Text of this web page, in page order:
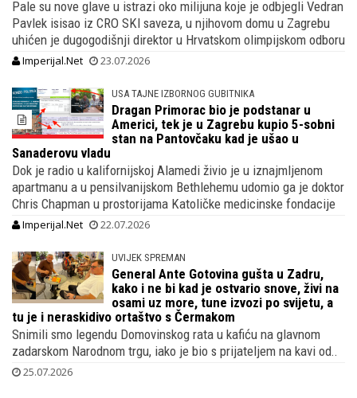
Pale su nove glave u istrazi oko milijuna koje je odbjegli Vedran
Pavlek isisao iz CRO SKI saveza, u njihovom domu u Zagrebu
uhićen je dugogodišnji direktor u Hrvatskom olimpijskom odboru
Imperijal.Net 23.07.2026
USA TAJNE IZBORNOG GUBITNIKA
Dragan Primorac bio je podstanar u
Americi, tek je u Zagrebu kupio 5-sobni
stan na Pantovčaku kad je ušao u
Sanaderovu vladu
Dok je radio u kalifornijskoj Alamedi živio je u iznajmljenom
apartmanu a u pensilvanijskom Bethlehemu udomio ga je doktor
Chris Chapman u prostorijama Katoličke medicinske fondacije
Imperijal.Net 22.07.2026
UVIJEK SPREMAN
General Ante Gotovina gušta u Zadru,
kako i ne bi kad je ostvario snove, živi na
osami uz more, tune izvozi po svijetu, a
tu je i neraskidivo ortaštvo s Čermakom
Snimili smo legendu Domovinskog rata u kafiću na glavnom
zadarskom Narodnom trgu, iako je bio s prijateljem na kavi od..
25.07.2026